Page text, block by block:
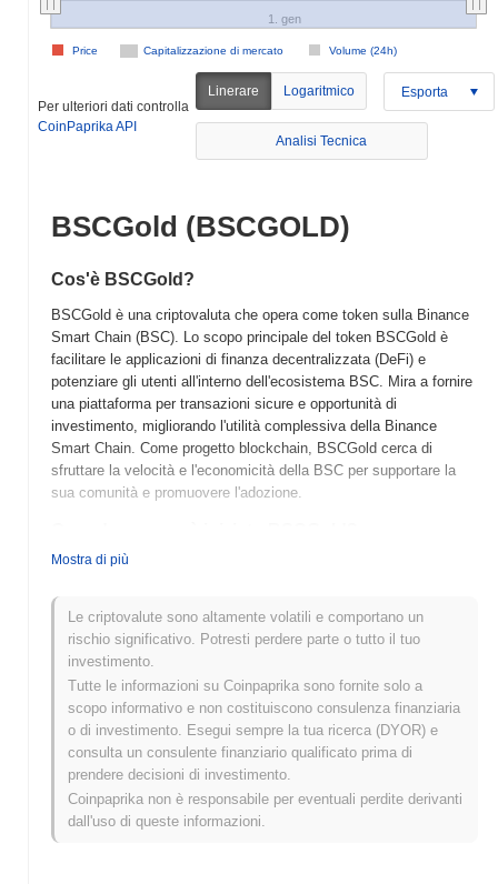
Capitalizzazione di mercato Volume (24h)
Price
1. gen
Per ulteriori dati controlla
CoinPaprika API
Linerare Logaritmico Esporta
Analisi Tecnica
BSCGold (BSCGOLD)
Cos'è BSCGold?
BSCGold è una criptovaluta che opera come token sulla Binance
Smart Chain (BSC). Lo scopo principale del token BSCGold è
facilitare le applicazioni di finanza decentralizzata (DeFi) e
potenziare gli utenti all'interno dell'ecosistema BSC. Mira a fornire
una piattaforma per transazioni sicure e opportunità di
investimento, migliorando l'utilità complessiva della Binance
Smart Chain. Come progetto blockchain, BSCGold cerca di
sfruttare la velocità e l'economicità della BSC per supportare la
sua comunità e promuovere l'adozione.
BSCGold (BSCGOLD) è stato lanciato nel 2021 come progetto di
Creato da un team di sviluppatori anonimi, BSCGold mira a fornire
agli utenti una piattaforma sicura ed efficiente per guadagnare
ricompense attraverso staking e yield farming. Il progetto ha
guadagnato slancio con la sua prima quotazione su vari exchange
decentralizzati, che ha aiutato a stabilire una presenza nello
spazio competitivo della DeFi.
Cosa ci aspetta per BSCGold?
BSCGold è pronto per significativi progressi mentre avanza con la
sua roadmap, che include il lancio di nuove funzionalità di staking
e opzioni di liquidità migliorate. L'aggiornamento imminente mira a
Mostra di più
Le criptovalute sono altamente volatili e comportano un
rischio significativo. Potresti perdere parte o tutto il tuo
investimento.
Tutte le informazioni su Coinpaprika sono fornite solo a
scopo informativo e non costituiscono consulenza finanziaria
o di investimento. Esegui sempre la tua ricerca (DYOR) e
consulta un consulente finanziario qualificato prima di
prendere decisioni di investimento.
Coinpaprika non è responsabile per eventuali perdite derivanti
dall'uso di queste informazioni.